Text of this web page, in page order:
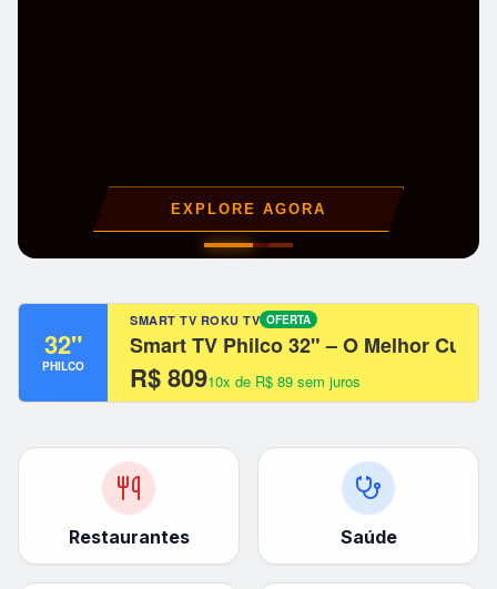
EXPLORE AGORA
32"
PHILCO
SMART TV ROKU TV OFERTA
Smart TV Philco 32" – O Melhor
R$ 80910x de R$ 89 sem juros
Restaurantes Saúde